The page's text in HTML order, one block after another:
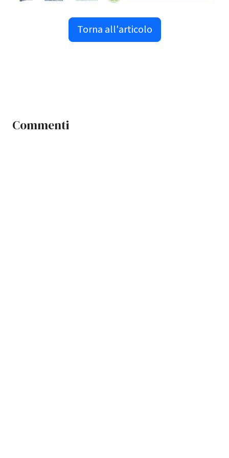
Torna all'articolo
Commenti